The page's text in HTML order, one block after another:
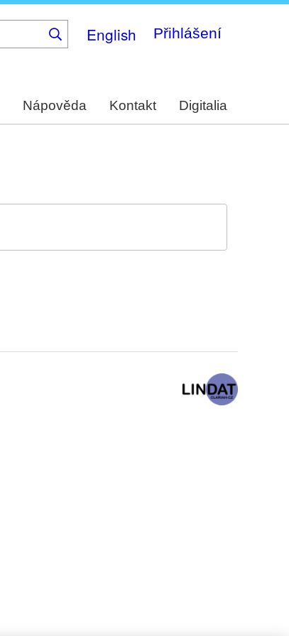
English Přihlášení
Nápověda Kontakt Digitalia